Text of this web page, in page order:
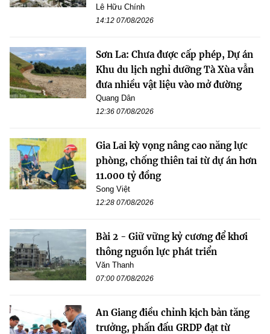
Lê Hữu Chính
14:12 07/08/2026
Sơn La: Chưa được cấp phép, Dự án
Khu du lịch nghỉ dưỡng Tà Xùa vẫn
đưa nhiều vật liệu vào mở đường
Quang Dân
12:36 07/08/2026
Gia Lai kỳ vọng nâng cao năng lực
phòng, chống thiên tai từ dự án hơn
11.000 tỷ đồng
Song Việt
12:28 07/08/2026
Bài 2 - Giữ vững kỷ cương để khơi
thông nguồn lực phát triển
Văn Thanh
07:00 07/08/2026
An Giang điều chỉnh kịch bản tăng
trưởng, phấn đấu GRDP đạt từ